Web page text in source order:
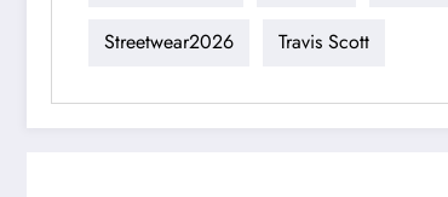
Streetwear2026 Travis Scott